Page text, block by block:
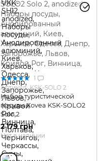
1
Артикул: KSK-SOLO 2
Набор туристической
посуды Kovea KSK-SOLO2
Solo 2
2 179 грн
Нет в наличии